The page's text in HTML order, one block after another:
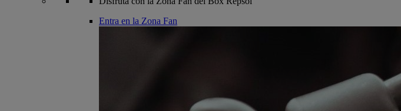
Entra en la Zona Fan